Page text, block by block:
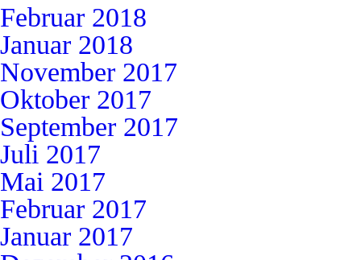
Februar 2018
Januar 2018
November 2017
Oktober 2017
September 2017
Juli 2017
Mai 2017
Februar 2017
Januar 2017